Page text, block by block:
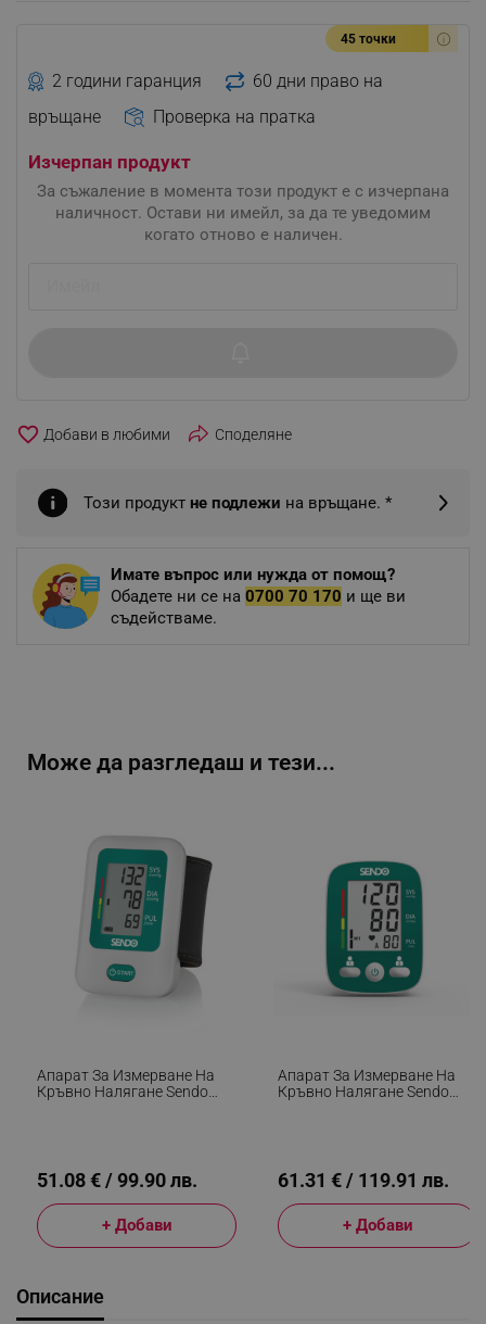
45 точки
2 години гаранция
60 дни право на
връщане
Проверка на пратка
Изчерпан продукт
За съжаление в момента този продукт е с изчерпана
наличност. Остави ни имейл, за да те уведомим
когато отново е наличен.
favorite_border Споделяне
Този продукт не подлежи на връщане. *
Имате въпрос или нужда от помощ?
Обадете ни се на 0700 70 170 и ще ви
съдействаме.
Може да разгледаш и тези...
Апарат За Измерване На
Кръвно Налягане Sendo
51.08 € / 99.90 лв.
+ Добави
Апарат За Измерване На
Кръвно Налягане Sendo
61.31 € / 119.91 лв.
+ Добави
Описание